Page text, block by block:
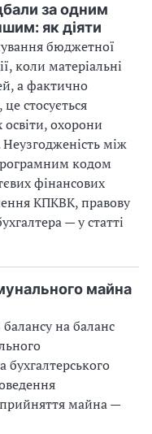
за одним
як діяти
бюджетної
коли матеріальні
а фактично
стосується
освіти, охорони
Неузгодженість між
кодом
фінансових
КПКВК, правову
— у статті
майна
на баланс
прийняття майна —